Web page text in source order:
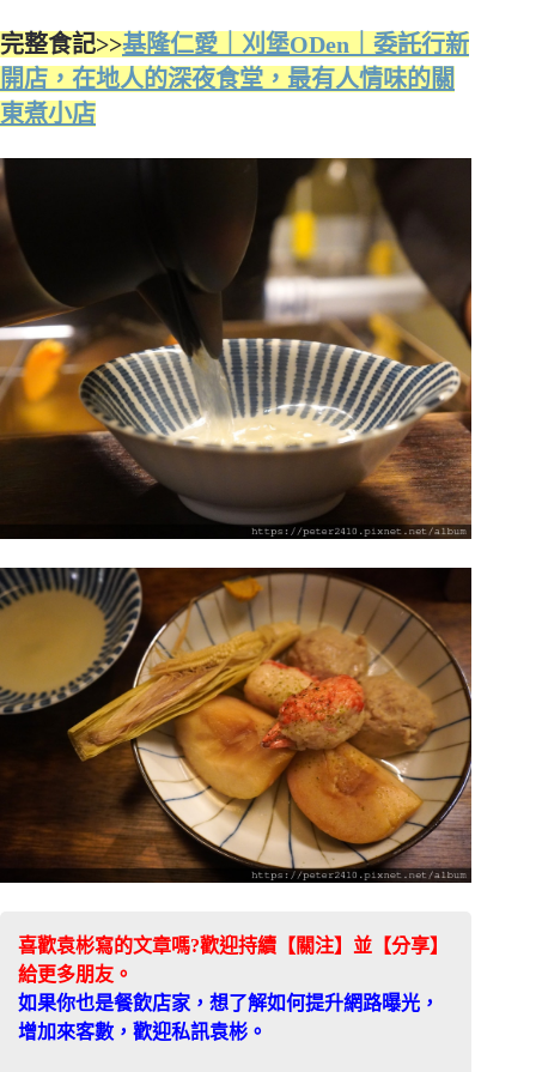
完整食記>>基隆仁愛｜刈堡ODen｜委託行新
開店，在地人的深夜食堂，最有人情味的關
東煮小店
喜歡袁彬寫的文章嗎?歡迎持續【關注】並【分享】
給更多朋友。
如果你也是餐飲店家，想了解如何提升網路曝光，
增加來客數，歡迎私訊袁彬。